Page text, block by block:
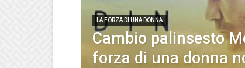
LA FORZA DI UNA DONNA
Cambio palinsesto
forza di una donna